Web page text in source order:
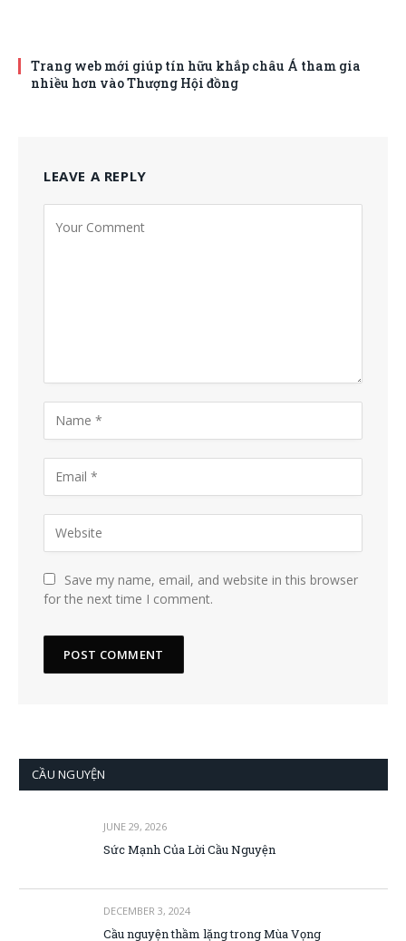
Trang web mới giúp tín hữu khắp châu Á tham gia
nhiều hơn vào Thượng Hội đồng
LEAVE A REPLY
Save my name, email, and website in this browser
for the next time I comment.
CẦU NGUYỆN
JUNE 29, 2026
Sức Mạnh Của Lời Cầu Nguyện
DECEMBER 3, 2024
Cầu nguyện thầm lặng trong Mùa Vọng